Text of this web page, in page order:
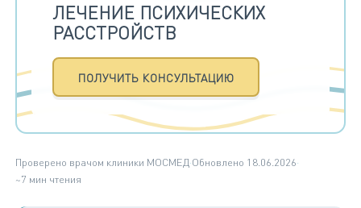
ЛЕЧЕНИЕ ПСИХИЧЕСКИХ
РАССТРОЙСТВ
ПОЛУЧИТЬ КОНСУЛЬТАЦИЮ
Проверено врачом клиники МОСМЕД·Обновлено 18.06.2026·
~7 мин чтения